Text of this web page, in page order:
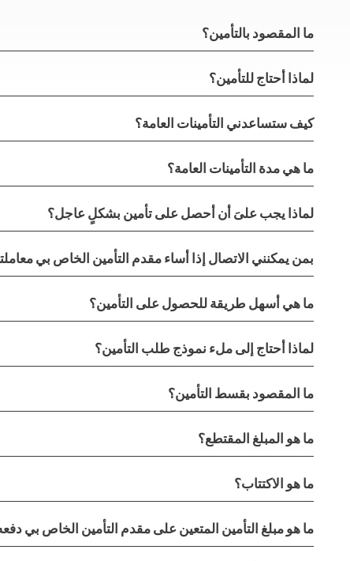
ما المقصود بالتأمين؟
لماذا أحتاج للتأمين؟
كيف ستساعدني التأمينات العامة؟
ما هي مدة التأمينات العامة؟
لماذا يجب علىَ أن أحصل على تأمين بشكلٍ عاجل؟
بمن يمكنني الاتصال إذا أساء مقدم التأمين الخاص بي
ما هي أسهل طريقة للحصول على التأمين؟
لماذا أحتاج إلى ملء نموذج طلب التأمين؟
ما المقصود بقسط التأمين؟
ما هو المبلغ المقتطع؟
ما هو الاكتتاب؟
ما هو مبلغ التأمين المتعين على مقدم التأمين الخاص بي